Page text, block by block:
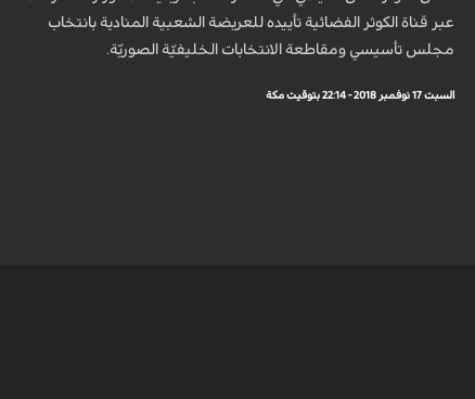
عبر قناة الكوثر الفضائية تأييده للعريضة الشعبية المنادية بانتخاب
مجلس تأسيسي ومقاطعة الانتخابات الخليفيّة الصوريّة.
السبت 17 نوفمبر 2018 - 22:14 بتوقيت مكة